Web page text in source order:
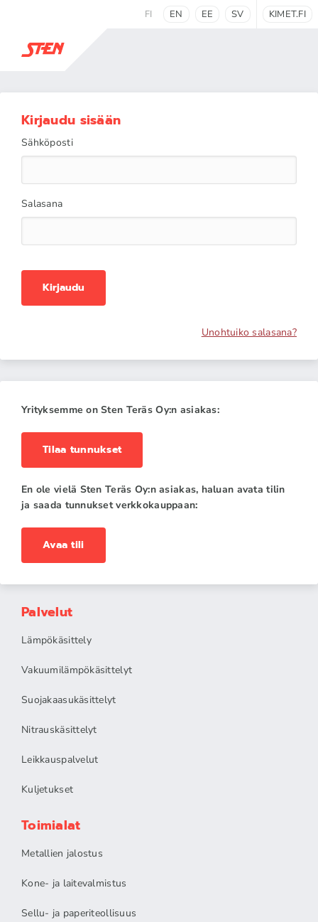
FI EN EE SV KIMET.FI
Kirjaudu sisään
Sähköposti
Salasana
Kirjaudu
Unohtuiko salasana?
Yrityksemme on Sten Teräs Oy:n asiakas:
Tilaa tunnukset
En ole vielä Sten Teräs Oy:n asiakas, haluan avata tilin
ja saada tunnukset verkkokauppaan:
Avaa tili
Palvelut
Lämpökäsittely
Vakuumilämpökäsittelyt
Suojakaasukäsittelyt
Nitrauskäsittelyt
Leikkauspalvelut
Kuljetukset
Toimialat
Metallien jalostus
Kone- ja laitevalmistus
Sellu- ja paperiteollisuus